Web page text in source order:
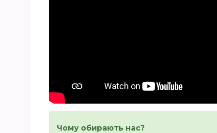
Чому обирають нас?